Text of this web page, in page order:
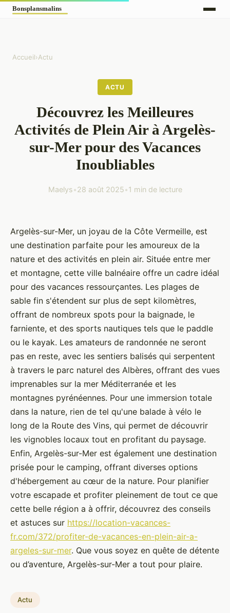
Accueil›Actu
ACTU
Découvrez les Meilleures
Activités de Plein Air à Argelès-
sur-Mer pour des Vacances
Inoubliables
Maelys•28 août 2025•1 min de lecture
Argelès-sur-Mer, un joyau de la Côte Vermeille, est
une destination parfaite pour les amoureux de la
nature et des activités en plein air. Située entre mer
et montagne, cette ville balnéaire offre un cadre idéal
pour des vacances ressourçantes. Les plages de
sable fin s'étendent sur plus de sept kilomètres,
offrant de nombreux spots pour la baignade, le
farniente, et des sports nautiques tels que le paddle
ou le kayak. Les amateurs de randonnée ne seront
pas en reste, avec les sentiers balisés qui serpentent
à travers le parc naturel des Albères, offrant des vues
imprenables sur la mer Méditerranée et les
montagnes pyrénéennes. Pour une immersion totale
dans la nature, rien de tel qu'une balade à vélo le
long de la Route des Vins, qui permet de découvrir
les vignobles locaux tout en profitant du paysage.
Enfin, Argelès-sur-Mer est également une destination
prisée pour le camping, offrant diverses options
d'hébergement au cœur de la nature. Pour planifier
votre escapade et profiter pleinement de tout ce que
cette belle région a à offrir, découvrez des conseils
et astuces sur https://location-vacances-
fr.com/372/profiter-de-vacances-en-plein-air-a-
argeles-sur-mer. Que vous soyez en quête de détente
ou d’aventure, Argelès-sur-Mer a tout pour plaire.
Actu